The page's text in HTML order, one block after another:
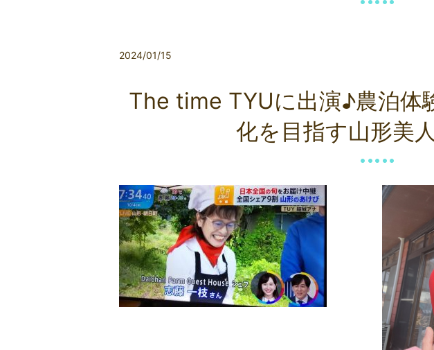
2024/01/15
The time TYUに出演♪農泊体
化を目指す山形美